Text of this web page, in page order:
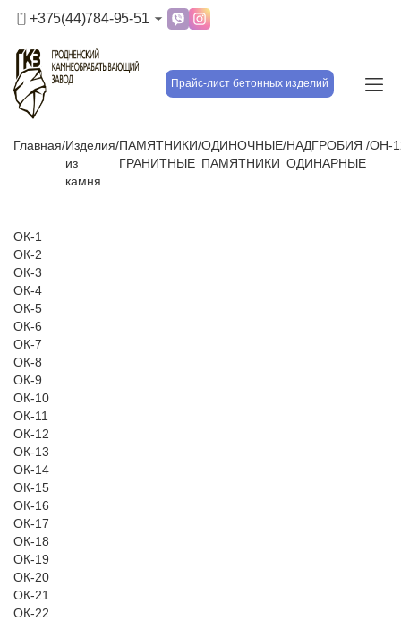
+375(44)784-95-51
Прайс-лист бетонных изделий
Главная/Изделия
из
камня
/ПАМЯТНИКИ
ГРАНИТНЫЕ
/ОДИНОЧНЫЕ
ПАМЯТНИКИ
/НАДГРОБИЯ
ОДИНАРНЫЕ
/ОН-
ОК-1
ОК-2
ОК-3
ОК-4
ОК-5
ОК-6
ОК-7
ОК-8
ОК-9
ОК-10
ОК-11
ОК-12
ОК-13
ОК-14
ОК-15
ОК-16
ОК-17
ОК-18
ОК-19
ОК-20
ОК-21
ОК-22